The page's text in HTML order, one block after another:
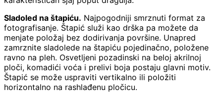
Sladoled na štapiću. Najpogodniji smrznuti format za
fotografisanje. Štapić služi kao drška pa možete da
menjate položaj bez dodirivanja površine. Unapred
zamrznite sladolede na štapiću pojedinačno, položene
ravno na pleh. Osvetljeni pozadinski na beloj akrilnoj
ploči, komadići voća i prelivi boja postaju glavni motiv.
Štapić se može uspraviti vertikalno ili položiti
horizontalno na rashlađenu pločicu.